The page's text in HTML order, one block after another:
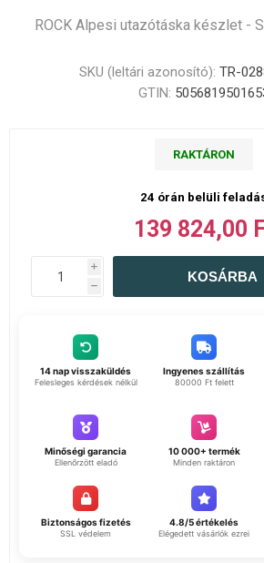
ROCK Alpesi utazótáska készlet -
SKU (leltári azonosító): TR-
GTIN:
RAKTÁRON
24 órán belüli
139 824,00
i
h
14 nap visszaküldés
Felesleges kérdések nélkül
Ingyenes szállítás
80000 Ft felett
Minőségi garancia
Ellenőrzött eladó
10 000+ termék
Minden raktáron
Biztonságos fizetés
SSL védelem
4.8/5 értékelés
Elégedett vásárlók ezrei